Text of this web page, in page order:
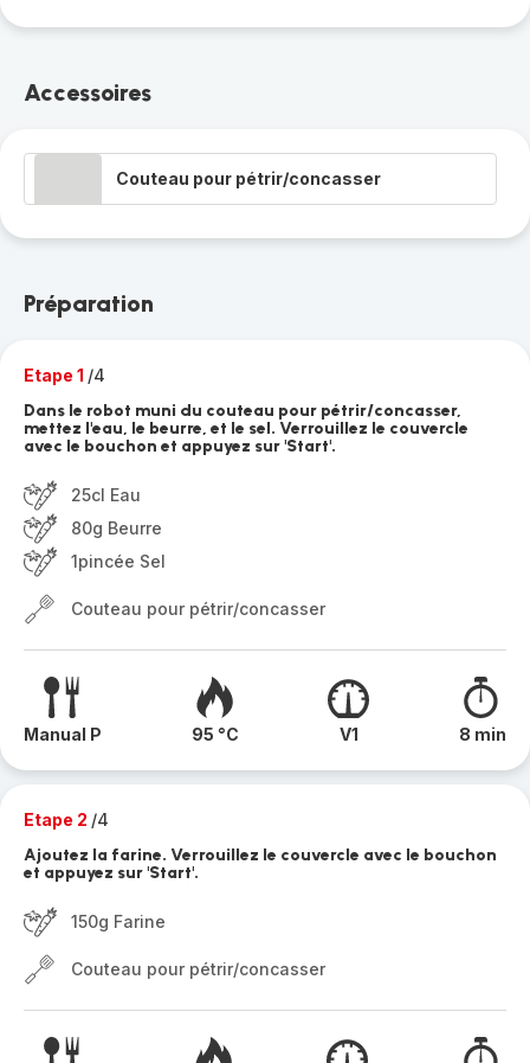
Accessoires
Couteau pour pétrir/concasser
Préparation
Etape 1 /4
Dans le robot muni du couteau pour pétrir/concasser,
mettez l'eau, le beurre, et le sel. Verrouillez le couvercle
avec le bouchon et appuyez sur 'Start'.
25cl Eau
80g Beurre
1pincée Sel
Couteau pour pétrir/concasser
Manual P 95 °C V1 8 min
Etape 2 /4
Ajoutez la farine. Verrouillez le couvercle avec le bouchon
et appuyez sur 'Start'.
150g Farine
Couteau pour pétrir/concasser